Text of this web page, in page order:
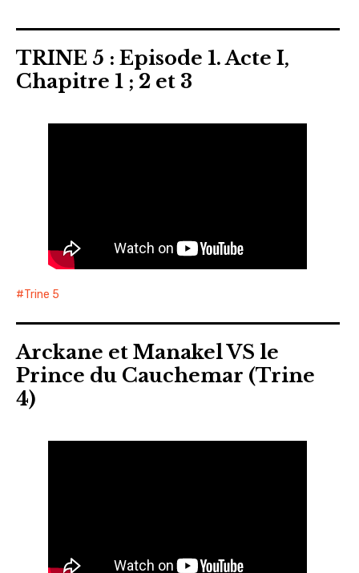
TRINE 5 : Episode 1. Acte I,
Chapitre 1 ; 2 et 3
Trine 5
Arckane et Manakel VS le
Prince du Cauchemar (Trine
4)